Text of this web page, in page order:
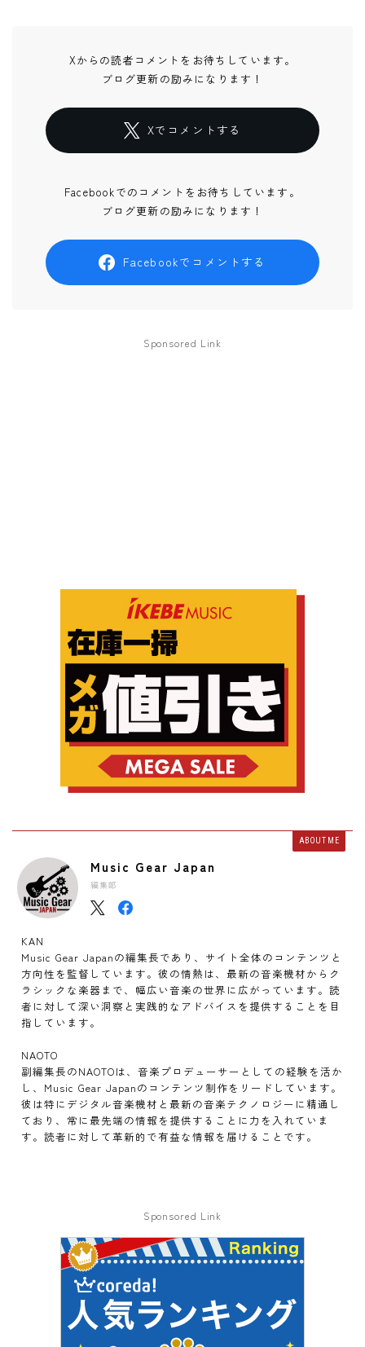
Xからの読者コメントをお待ちしています。
ブログ更新の励みになります！
Xでコメントする
Facebookでのコメントをお待ちしています。
ブログ更新の励みになります！
Facebookでコメントする
Sponsored Link
ABOUT ME
Music Gear Japan
編集部
KAN
Music Gear Japanの編集長であり、サイト全体のコンテンツと
方向性を監督しています。彼の情熱は、最新の音楽機材からク
ラシックな楽器まで、幅広い音楽の世界に広がっています。読
者に対して深い洞察と実践的なアドバイスを提供することを目
指しています。
NAOTO
副編集長のNAOTOは、音楽プロデューサーとしての経験を活か
し、Music Gear Japanのコンテンツ制作をリードしています。
彼は特にデジタル音楽機材と最新の音楽テクノロジーに精通し
ており、常に最先端の情報を提供することに力を入れていま
す。読者に対して革新的で有益な情報を届けることです。
Sponsored Link